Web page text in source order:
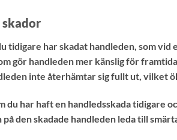
tidigare har skadat handleden, som vid
gör handleden mer känslig för
inte återhämtar sig fullt ut, vilket
du har haft en handledsskada tidigare
på den skadade handleden leda till